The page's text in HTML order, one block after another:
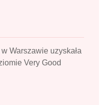
Warszawie uzyskała
Very Good